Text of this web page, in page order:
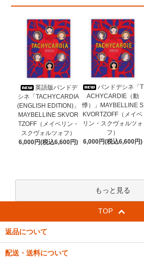
英語版バンドデ
シネ「TACHYCARDIA
(ENGLISH EDITION)」
MAYBELLINE SKVOR
TZOFF（メイベリン・
スクヴォルツォフ）
6,000円(税込6,600円)
バンドデシネ「T
ACHYCARDIE（動
悸）」MAYBELLINE S
KVORTZOFF（メイベ
リン・スクヴォルツォ
フ）
6,000円(税込6,600円)
もっと見る
TOP
返品について
配送・送料について